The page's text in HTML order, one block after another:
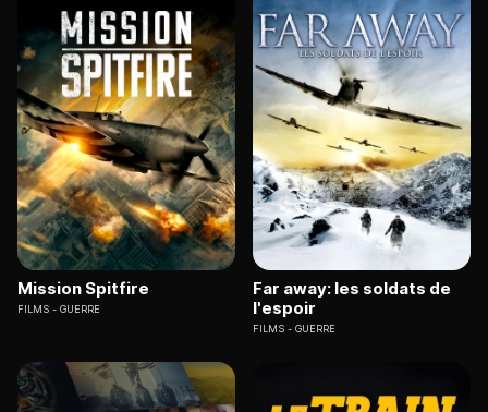
Mission Spitfire
FILMS GUERRE
Far away: les soldats de
l'espoir
FILMS GUERRE